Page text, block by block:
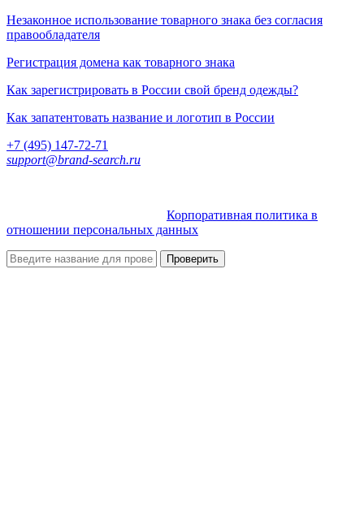
Незаконное использование товарного знака без согласия
правообладателя
Регистрация домена как товарного знака
Как зарегистрировать в России свой бренд одежды?
Как запатентовать название и логотип в России
+7 (495) 147-72-71
support@brand-search.ru
Корпоративная политика в
отношении персональных данных
Проверить